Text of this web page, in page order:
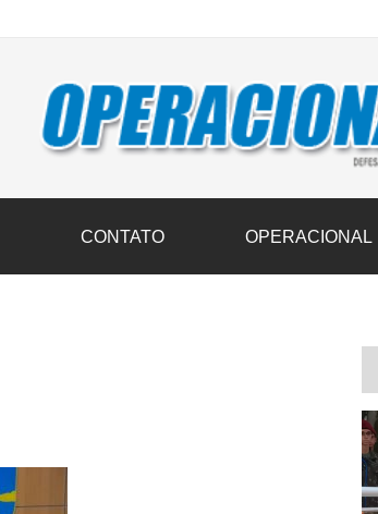
transportam 3,6 mil toneladas de donativos ao Rio
CONTATO OPERACIONAL